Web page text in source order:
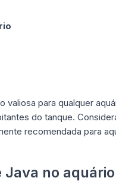
valiosa para qualquer
do tanque.
recomendada para
no aquário